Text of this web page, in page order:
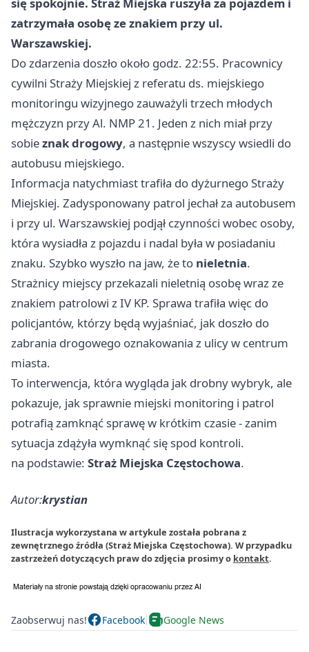
zatrzymała osobę ze znakiem przy ul.
Warszawskiej.
Do zdarzenia doszło około godz. 22:55. Pracownicy
cywilni Straży Miejskiej z referatu ds. miejskiego
monitoringu wizyjnego zauważyli trzech młodych
mężczyzn przy Al. NMP 21. Jeden z nich miał przy
sobieznak drogowy, a następnie wszyscy wsiedli do
autobusu miejskiego.
Informacja natychmiast trafiła do dyżurnego Straży
Miejskiej. Zadysponowany patrol jechał za autobusem
i przy ul. Warszawskiej podjął czynności wobec osoby,
która wysiadła z pojazdu i nadal była w posiadaniu
znaku. Szybko wyszło na jaw, że to nieletnia.
Strażnicy miejscy przekazali nieletnią osobę wraz ze
znakiem patrolowi z IV KP. Sprawa trafiła więc do
policjantów, którzy będą wyjaśniać, jak doszło do
zabrania drogowego oznakowania z ulicy w centrum
miasta.
To interwencja, która wygląda jak drobny wybryk, ale
pokazuje, jak sprawnie miejski monitoring i patrol
potrafią zamknąć sprawę w krótkim czasie - zanim
sytuacja zdążyła wymknąć się spod kontroli.
na podstawie: Straż Miejska Częstochowa.
Autor:krystian
Ilustracja wykorzystana w artykule została pobrana z
zewnętrznego źródła (Straż Miejska Częstochowa). W przypadku
zastrzeżeń dotyczących praw do zdjęcia prosimy o kontakt.
Zaobserwuj nas! Facebook Google News